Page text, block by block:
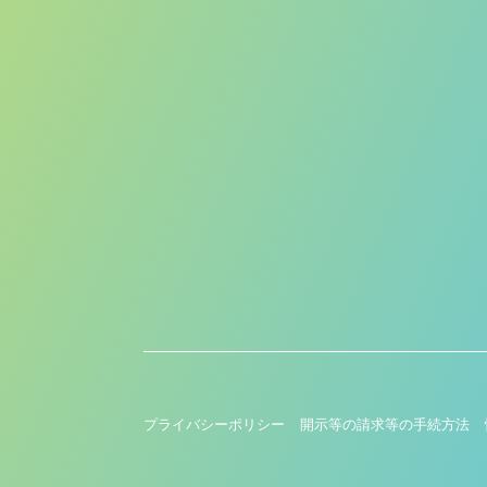
プライバシーポリシー 開示等の請求等の手続方法